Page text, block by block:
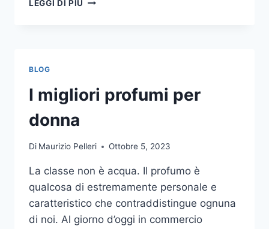
LEGGI DI PIÙ
VIDEO
BLOG
I migliori profumi per
donna
Di Maurizio Pelleri Ottobre 5, 2023
La classe non è acqua. Il profumo è
qualcosa di estremamente personale e
caratteristico che contraddistingue ognuna
di noi. Al giorno d’oggi in commercio